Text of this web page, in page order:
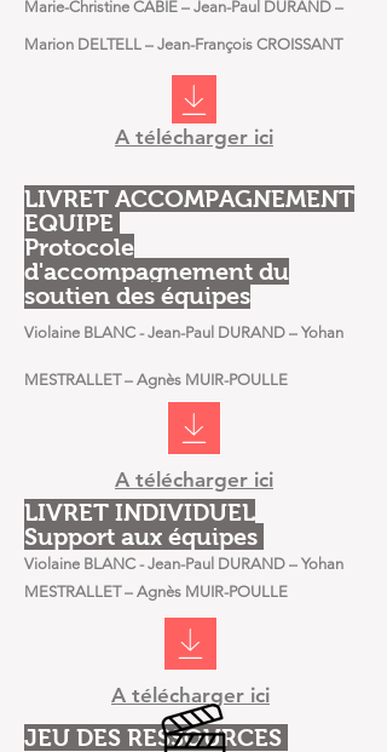
Marie-Christine CABIE – Jean-Paul DURAND –
Marion DELTELL – Jean-François CROISSANT
A télécharger ici
LIVRET ACCOMPAGNEMENT
EQUIPE
Protocole
d'accompagnement du
soutien des équipes
Violaine BLANC - Jean-Paul DURAND – Yohan
MESTRALLET – Agnès MUIR-POULLE
A télécharger ici
LIVRET INDIVIDUEL
Support aux équipes
Violaine BLANC - Jean-Paul DURAND – Yohan
MESTRALLET – Agnès MUIR-POULLE
A télécharger ici
JEU DES RESSOURCES